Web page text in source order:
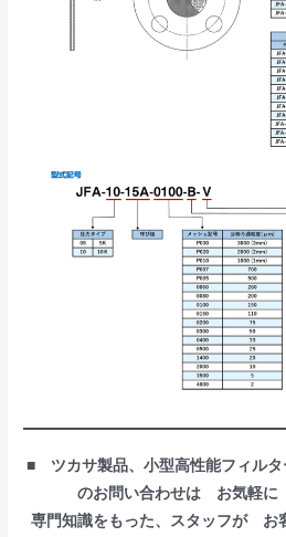
■ ツカサ製品、小型高性能フィル
のお問い合わせは お気軽
専門知識をもった、スタッフが